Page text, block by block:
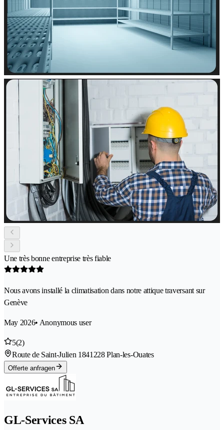
Une très bonne entreprise très fiable
Nous avons installé la climatisation dans notre attique traversant sur
Genève
May 2026• Anonymous user
5(2)
Route de Saint-Julien 1841228 Plan-les-Ouates
Offerte anfragen
GL-Services SA